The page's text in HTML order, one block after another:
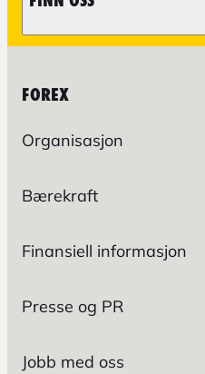
FOREX
Organisasjon
Bærekraft
Finansiell informasjon
Presse og PR
Jobb med oss